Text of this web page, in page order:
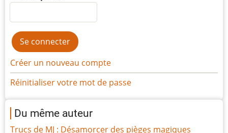
Créer un nouveau compte
Réinitialiser votre mot de passe
Du même auteur
Trucs de MJ : Désamorcer des pièges magiques